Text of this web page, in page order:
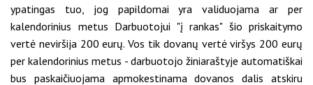
ypatingas tuo, jog papildomai yra validuojama ar per
kalendorinius metus Darbuotojui "į rankas" šio priskaitymo
vertė neviršija 200 eurų. Vos tik dovanų vertė viršys 200 eurų
per kalendorinius metus - darbuotojo žiniaraštyje automatiškai
bus paskaičiuojama apmokestinama dovanos dalis atskiru